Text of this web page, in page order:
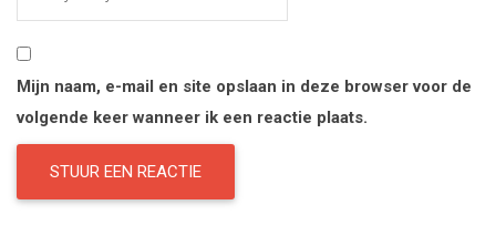
Mijn naam, e-mail en site opslaan in deze browser voor de
volgende keer wanneer ik een reactie plaats.